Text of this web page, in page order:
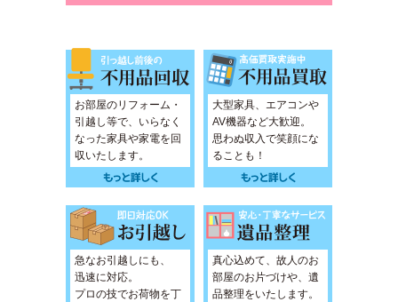
お部屋のリフォーム・
引越し等で、いらなく
なった家具や家電を回
収いたします。
大型家具、エアコンや
AV機器など大歓迎。
思わぬ収入で笑顔にな
ることも！
急なお引越しにも、
迅速に対応。
プロの技でお荷物を丁
真心込めて、故人のお
部屋のお片づけや、遺
品整理をいたします。